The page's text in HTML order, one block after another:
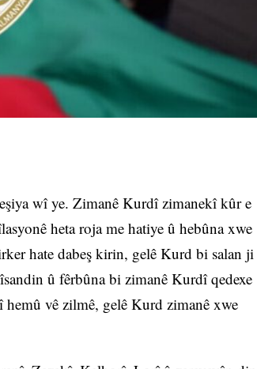
wî ye. Zimanê Kurdî zimanekî kûr e
heta roja me hatiye û hebûna xwe
hate dabeş kirin, gelê Kurd bi salan ji
û fêrbûna bi zimanê Kurdî qedexe
vê zilmê, gelê Kurd zimanê xwe